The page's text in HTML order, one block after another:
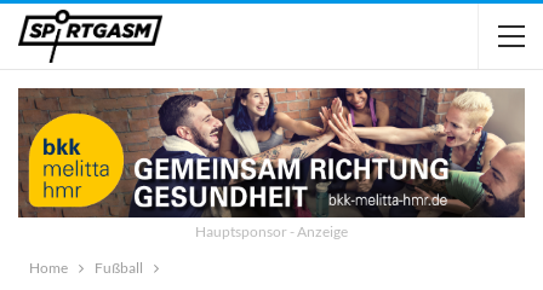
Hauptsponsor - Anzeige
Home
Fußball